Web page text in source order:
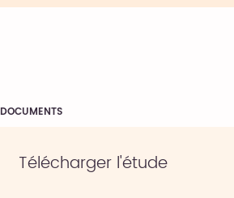
DOCUMENTS
Télécharger l'étude